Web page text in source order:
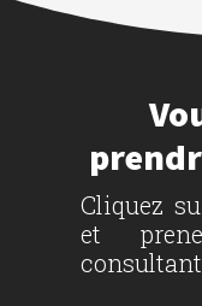
Cliquez
et